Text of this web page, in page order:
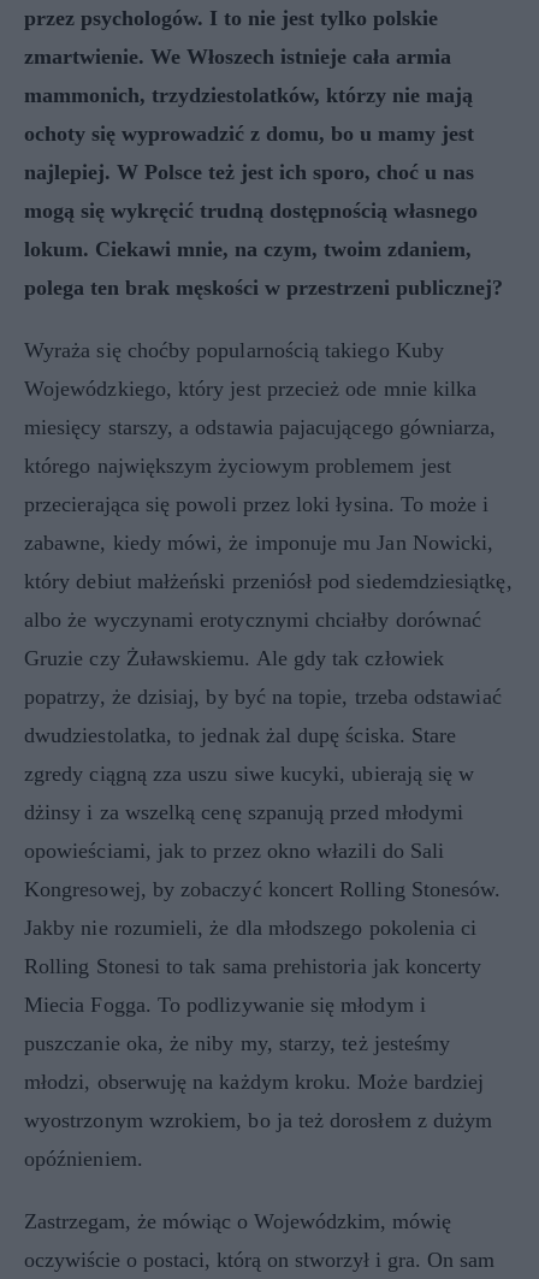
przez psychologów. I to nie jest tylko polskie
zmartwienie. We Włoszech istnieje cała armia
mammonich, trzydziestolatków, którzy nie mają
ochoty się wyprowadzić z domu, bo u mamy jest
najlepiej. W Polsce też jest ich sporo, choć u nas
mogą się wykręcić trudną dostępnością własnego
lokum. Ciekawi mnie, na czym, twoim zdaniem,
polega ten brak męskości w przestrzeni publicznej?
Wyraża się choćby popularnością takiego Kuby
Wojewódzkiego, który jest przecież ode mnie kilka
miesięcy starszy, a odstawia pajacującego gówniarza,
którego największym życiowym problemem jest
przecierająca się powoli przez loki łysina. To może i
zabawne, kiedy mówi, że imponuje mu Jan Nowicki,
który debiut małżeński przeniósł pod siedemdziesiątkę,
albo że wyczynami erotycznymi chciałby dorównać
Gruzie czy Żuławskiemu. Ale gdy tak człowiek
popatrzy, że dzisiaj, by być na topie, trzeba odstawiać
dwudziestolatka, to jednak żal dupę ściska. Stare
zgredy ciągną zza uszu siwe kucyki, ubierają się w
dżinsy i za wszelką cenę szpanują przed młodymi
opowieściami, jak to przez okno włazili do Sali
Kongresowej, by zobaczyć koncert Rolling Stonesów.
Jakby nie rozumieli, że dla młodszego pokolenia ci
Rolling Stonesi to tak sama prehistoria jak koncerty
Miecia Fogga. To podlizywanie się młodym i
puszczanie oka, że niby my, starzy, też jesteśmy
młodzi, obserwuję na każdym kroku. Może bardziej
wyostrzonym wzrokiem, bo ja też dorosłem z dużym
opóźnieniem.
Zastrzegam, że mówiąc o Wojewódzkim, mówię
oczywiście o postaci, którą on stworzył i gra. On sam